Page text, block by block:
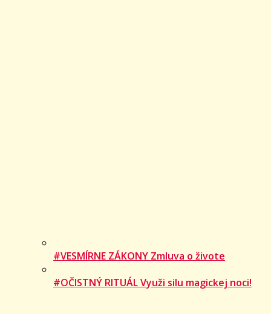
#VESMÍRNE ZÁKONY Zmluva o živote
#OČISTNÝ RITUÁL Využi silu magickej noci!